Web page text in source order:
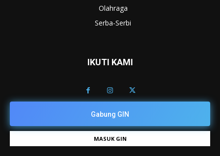
Olahraga
Serba-Serbi
IKUTI KAMI
Gabung GIN
MASUK GIN